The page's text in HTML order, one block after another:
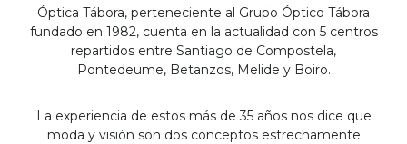
Óptica Tábora, perteneciente al Grupo Óptico Tábora
fundado en 1982, cuenta en la actualidad con 5 centros
repartidos entre Santiago de Compostela,
Pontedeume, Betanzos, Melide y Boiro.
La experiencia de estos más de 35 años nos dice que
moda y visión son dos conceptos estrechamente